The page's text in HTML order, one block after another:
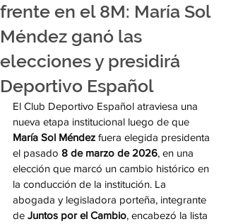
frente en el 8M: María Sol
Méndez ganó las
elecciones y presidirá
Deportivo Español
El Club Deportivo Español atraviesa una
nueva etapa institucional luego de que
María Sol Méndez fuera elegida presidenta
el pasado 8 de marzo de 2026, en una
elección que marcó un cambio histórico en
la conducción de la institución. La
abogada y legisladora porteña, integrante
de Juntos por el Cambio, encabezó la lista